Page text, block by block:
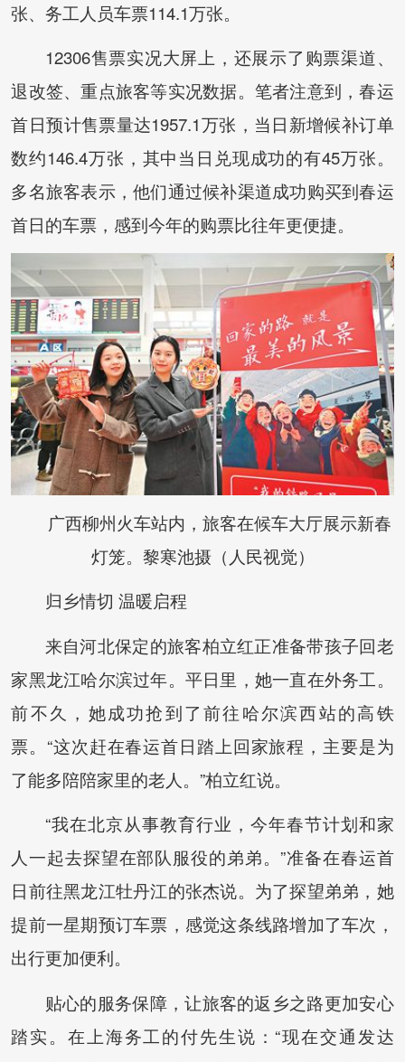
张、务工人员车票114.1万张。
12306售票实况大屏上，还展示了购票渠道、
退改签、重点旅客等实况数据。笔者注意到，春运
首日预计售票量达1957.1万张，当日新增候补订单
数约146.4万张，其中当日兑现成功的有45万张。
多名旅客表示，他们通过候补渠道成功购买到春运
首日的车票，感到今年的购票比往年更便捷。
广西柳州火车站内，旅客在候车大厅展示新春
灯笼。黎寒池摄（人民视觉）
归乡情切 温暖启程
来自河北保定的旅客柏立红正准备带孩子回老
家黑龙江哈尔滨过年。平日里，她一直在外务工。
前不久，她成功抢到了前往哈尔滨西站的高铁
票。“这次赶在春运首日踏上回家旅程，主要是为
了能多陪陪家里的老人。”柏立红说。
“我在北京从事教育行业，今年春节计划和家
人一起去探望在部队服役的弟弟。”准备在春运首
日前往黑龙江牡丹江的张杰说。为了探望弟弟，她
提前一星期预订车票，感觉这条线路增加了车次，
出行更加便利。
贴心的服务保障，让旅客的返乡之路更加安心
踏实。在上海务工的付先生说：“现在交通发达